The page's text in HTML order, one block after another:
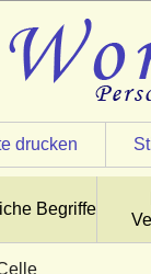
drucken
Begriffe